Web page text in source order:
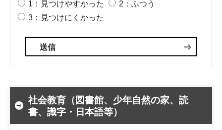
1：見つけやすかった
2：ふつう
3：見つけにくかった
社会教育（図書館、少年自然の家、読
書、識字・日本語等）